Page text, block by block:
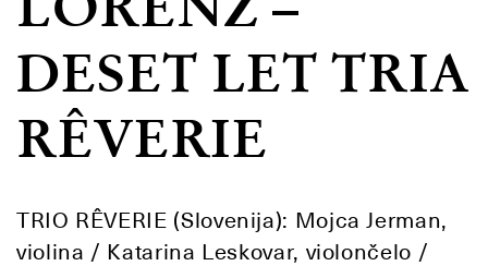
DESET LET TRIA
RÊVERIE
TRIO RÊVERIE (Slovenija): Mojca Jerman,
violina / Katarina Leskovar, violončelo /